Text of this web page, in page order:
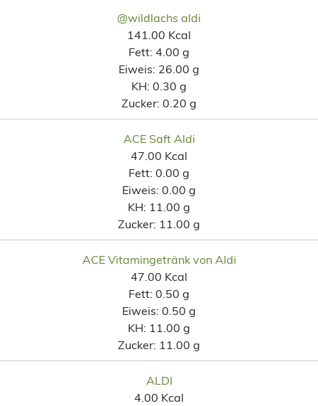
@wildlachs aldi
141.00 Kcal
Fett: 4.00 g
Eiweis: 26.00 g
KH: 0.30 g
Zucker: 0.20 g
ACE Saft Aldi
47.00 Kcal
Fett: 0.00 g
Eiweis: 0.00 g
KH: 11.00 g
Zucker: 11.00 g
ACE Vitamingetränk von Aldi
47.00 Kcal
Fett: 0.50 g
Eiweis: 0.50 g
KH: 11.00 g
Zucker: 11.00 g
ALDI
4.00 Kcal